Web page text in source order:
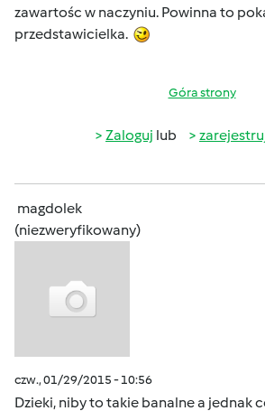
zawartośc w naczyniu. Powinna to
przedstawicielka.
Góra strony
Zaloguj lub
magdolek
(niezweryfikowany)
czw., 01/29/2015 - 10:56
Dzieki, niby to takie banalne a jednak